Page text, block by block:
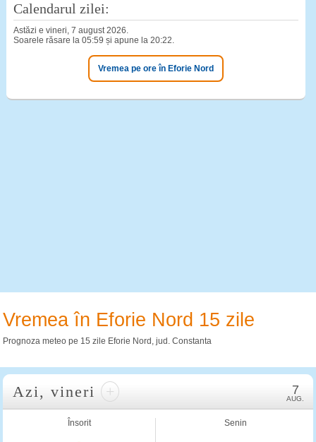
Calendarul zilei:
Astăzi e vineri, 7 august 2026.
Soarele răsare la 05:59 și apune la 20:22.
Vremea pe ore în Eforie Nord
Vremea în Eforie Nord 15 zile
Prognoza meteo pe 15 zile Eforie Nord, jud. Constanta
Azi, vineri + 7
AUG.
Însorit Senin